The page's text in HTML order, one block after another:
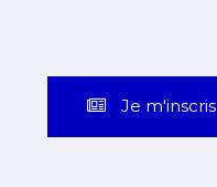
Je m'inscris